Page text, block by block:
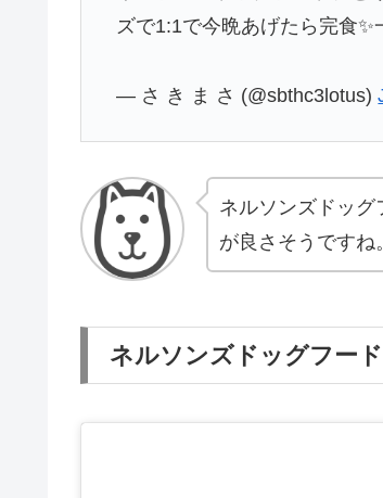
ズで1:1で今晩あげたら完食✨
— さ き ま さ (@sbthc3lotus)
ネルソンズドッグ
が良さそうですね。
ネルソンズドッグフー